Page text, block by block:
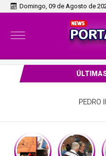
Domingo, 09 de Agosto de
PEDRO